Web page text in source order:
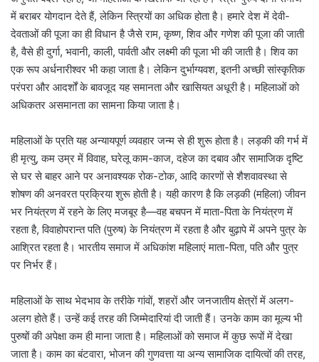
में बराबर योगदान देते हैं, लेकिन स्त्रियों का अधिक होता है। हमारे देश में देवी-
देवताओं की पूजा का ही विधान है जैसे राम, कृष्ण, शिव और गणेश की पूजा की जाती
है, वैसे ही दुर्गा, भवानी, काली, पार्वती और लक्ष्मी की पूजा भी की जाती है। शिव का
एक रूप अर्धनारीश्वर भी कहा जाता है। लेकिन दुर्भाग्यवश, इतनी अच्छी सांस्कृतिक
परंपरा और आदर्शों के बावजूद यह समानता और खासियत अधूरी है। महिलाओं को
अधिकतर असमानता का सामना किया जाता है।
महिलाओं के प्रति यह अन्यायपूर्ण व्यवहार जन्म से ही शुरू होता है। लड़की की गर्भ में
ही मृत्यु, कम उम्र में विवाह, घरेलू काम-काज, दहेज का दबाव और सामाजिक दृष्टि
से घर से बाहर आने पर अनावश्यक रोक-टोक, आदि कारणों से शैशवावस्था से
शोषण की अनवरत प्रक्रिया शुरू होती है। यही कारण है कि लड़की (महिला) जीवन
भर नियंत्रण में रहने के लिए मजबूर है—वह बचपन में माता-पिता के नियंत्रण में
रहता है, विवाहोपरान्त पति (पुरुष) के नियंत्रण में रहता है और बुढ़ापे में अपने पुत्र के
आश्रित रहता है। भारतीय समाज में अधिकांश महिलाएं माता-पिता, पति और पुत्र
पर निर्भर हैं।
महिलाओं के साथ भेदभाव के तरीके गांवों, शहरों और जनजातीय क्षेत्रों में अलग-
अलग होते हैं। उन्हें कई तरह की जिम्मेदारियां दी जाती हैं। उनके काम का मूल्य भी
पुरुषों की अपेक्षा कम ही माना जाता है। महिलाओं को समाज में कुछ रूपों में देखा
जाता है। काम का बंटवारा, भोजन की गुणवत्ता या अन्य सामाजिक दायित्वों की तरह,